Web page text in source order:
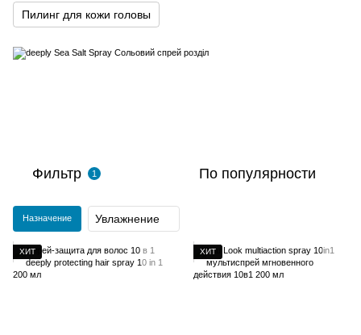
Пилинг для кожи головы
Фильтр 1 По популярности
Назначение Увлажнение
ХИТ ХИТ